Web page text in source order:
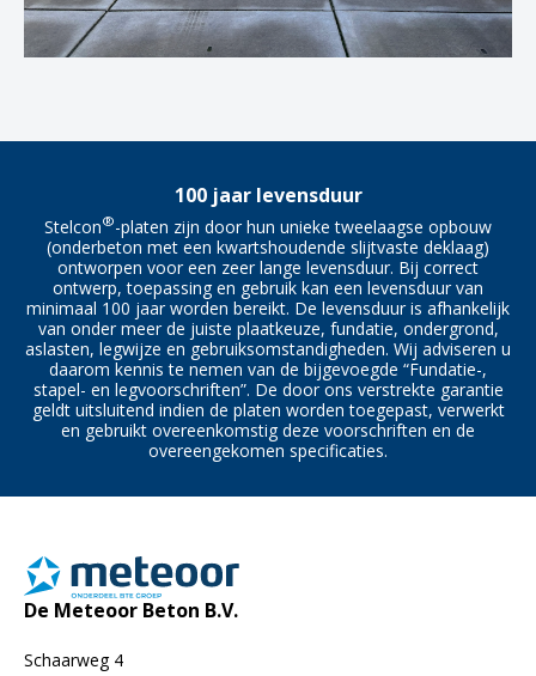
100 jaar levensduur
Stelcon®-platen zijn door hun unieke tweelaagse opbouw
(onderbeton met een kwartshoudende slijtvaste deklaag)
ontworpen voor een zeer lange levensduur. Bij correct
ontwerp, toepassing en gebruik kan een levensduur van
minimaal 100 jaar worden bereikt. De levensduur is afhankelijk
van onder meer de juiste plaatkeuze, fundatie, ondergrond,
aslasten, legwijze en gebruiksomstandigheden. Wij adviseren u
daarom kennis te nemen van de bijgevoegde “Fundatie-,
stapel- en legvoorschriften”. De door ons verstrekte garantie
geldt uitsluitend indien de platen worden toegepast, verwerkt
en gebruikt overeenkomstig deze voorschriften en de
overeengekomen specificaties.
De Meteoor Beton B.V.
Schaarweg 4